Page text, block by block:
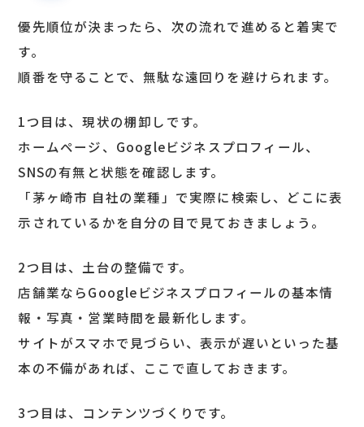
優先順位が決まったら、次の流れで進めると着実で
す。
順番を守ることで、無駄な遠回りを避けられます。
1つ目は、現状の棚卸しです。
ホームページ、Googleビジネスプロフィール、
SNSの有無と状態を確認します。
「茅ヶ崎市 自社の業種」で実際に検索し、どこに表
示されているかを自分の目で見ておきましょう。
2つ目は、土台の整備です。
店舗業ならGoogleビジネスプロフィールの基本情
報・写真・営業時間を最新化します。
サイトがスマホで見づらい、表示が遅いといった基
本の不備があれば、ここで直しておきます。
3つ目は、コンテンツづくりです。